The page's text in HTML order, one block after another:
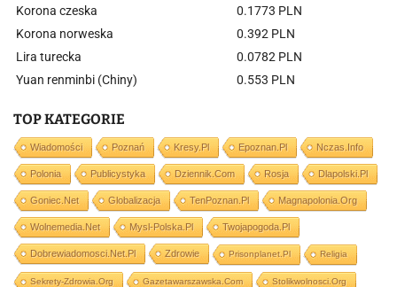
Korona czeska
0.1773 PLN
Korona norweska
0.392 PLN
Lira turecka
0.0782 PLN
Yuan renminbi (Chiny)
0.553 PLN
TOP KATEGORIE
Wiadomości Poznań Kresy.pl Epoznan.pl Nczas.info
Polonia Publicystyka Dziennik.com Rosja Dlapolski.pl
Goniec.net Globalizacja TenPoznan.pl Magnapolonia.org
Wolnemedia.net Mysl-Polska.pl Twojapogoda.pl
Dobrewiadomosci.net.pl Zdrowie Prisonplanet.pl Religia
Sekrety-Zdrowia.org Gazetawarszawska.com Stolikwolnosci.org